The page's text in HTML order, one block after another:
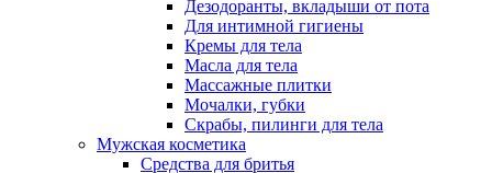
Дезодоранты, вкладыши от пота
Для интимной гигиены
Кремы для тела
Масла для тела
Массажные плитки
Мочалки, губки
Скрабы, пилинги для тела
Мужская косметика
Средства для бритья